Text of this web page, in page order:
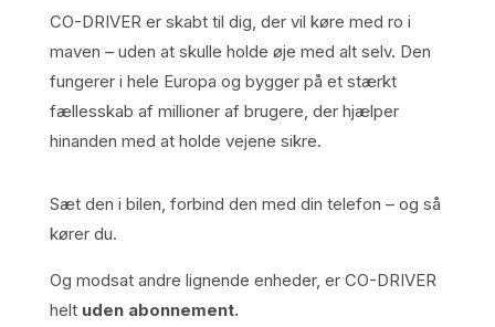
CO-DRIVER er skabt til dig, der vil køre med ro i
maven – uden at skulle holde øje med alt selv. Den
fungerer i hele Europa og bygger på et stærkt
fællesskab af millioner af brugere, der hjælper
hinanden med at holde vejene sikre.
Sæt den i bilen, forbind den med din telefon – og så
kører du.
Og modsat andre lignende enheder, er CO-DRIVER
helt uden abonnement.